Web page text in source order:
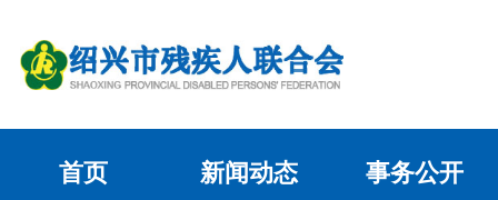
首页 新闻动态
事务公开